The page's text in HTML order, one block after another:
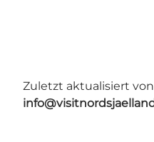
Zuletzt aktualisiert